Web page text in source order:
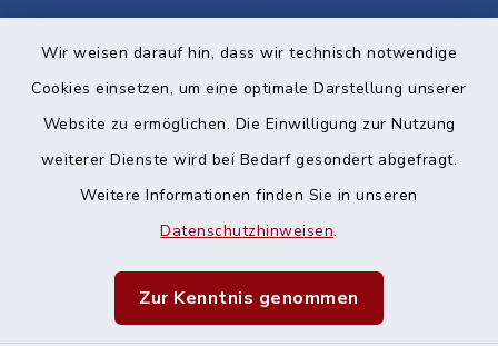
Wir weisen darauf hin, dass wir technisch notwendige
Cookies einsetzen, um eine optimale Darstellung unserer
Website zu ermöglichen. Die Einwilligung zur Nutzung
weiterer Dienste wird bei Bedarf gesondert abgefragt.
Weitere Informationen finden Sie in unseren
Datenschutzhinweisen.
Zur Kenntnis genommen
Datenschutz
Impressum
Sitemap
Cookie-Einstellungen